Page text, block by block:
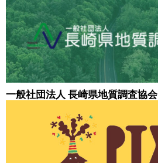
一般社団法人 長崎県地質調査協会